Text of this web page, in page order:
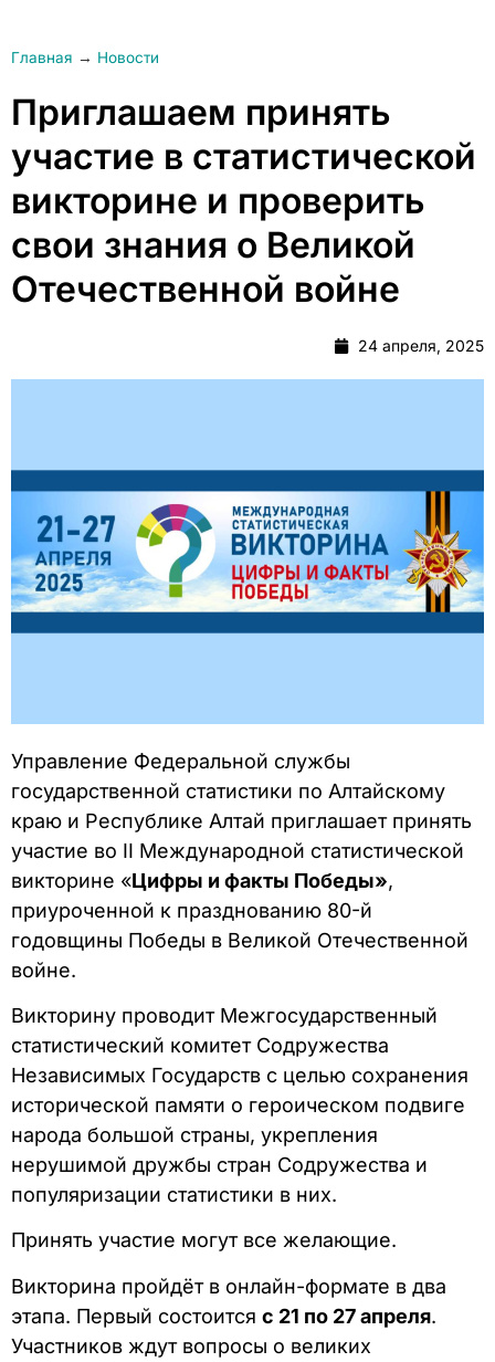
Главная → Новости
Приглашаем принять
участие в статистической
викторине и проверить
свои знания о Великой
Отечественной войне
24 апреля, 2025
Управление Федеральной службы
государственной статистики по Алтайскому
краю и Республике Алтай приглашает принять
участие во II Международной статистической
викторине «Цифры и факты Победы»,
приуроченной к празднованию 80-й
годовщины Победы в Великой Отечественной
войне.
Викторину проводит Межгосударственный
статистический комитет Содружества
Независимых Государств с целью сохранения
исторической памяти о героическом подвиге
народа большой страны, укрепления
нерушимой дружбы стран Содружества и
популяризации статистики в них.
Принять участие могут все желающие.
Викторина пройдёт в онлайн-формате в два
этапа. Первый состоится с 21 по 27 апреля.
Участников ждут вопросы о великих